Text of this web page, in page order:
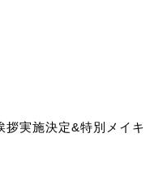
拶実施決定&特別メイキ